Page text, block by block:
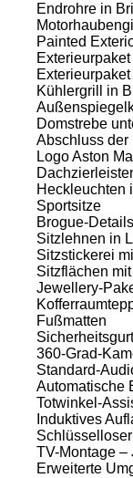
Endrohre in
Painted
Kühlergrill in
Domstrebe
Abschluss der
Logo Aston
Heckleuchten
Sportsitze
Brogue-Details
Sitzlehnen in
Sitzstickerei
Sitzflächen
Jewellery-
Fußmatten
360-Grad-
Standard-
Automatische
Totwinkel-
Induktives
TV-Montage –
Erweiterte